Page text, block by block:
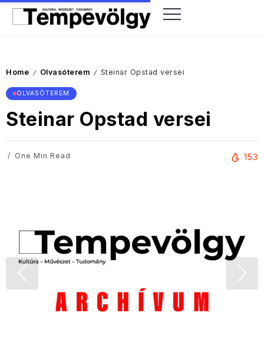
Home / Olvasóterem / Steinar Opstad versei
OLVASÓTEREM
Steinar Opstad versei
One Min Read 153